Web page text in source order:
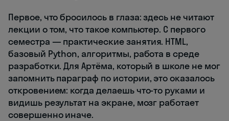
Первое, что бросилось в глаза: здесь не читают
лекции о том, что такое компьютер. С первого
семестра — практические занятия. HTML,
базовый Python, алгоритмы, работа в среде
разработки. Для Артёма, который в школе не мог
запомнить параграф по истории, это оказалось
откровением: когда делаешь что-то руками и
видишь результат на экране, мозг работает
совершенно иначе.